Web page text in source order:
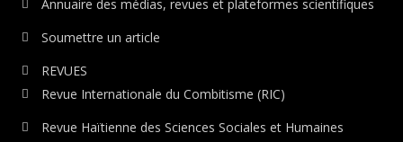
Annuaire des médias, revues et plateformes scientifiques
Soumettre un article
REVUES
Revue Internationale du Combitisme (RIC)
Revue Haïtienne des Sciences Sociales et Humaines